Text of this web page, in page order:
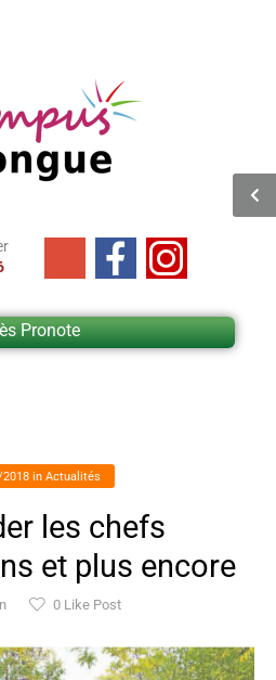
Pronote
in Actualités
les chefs
et plus encore
0Like Post